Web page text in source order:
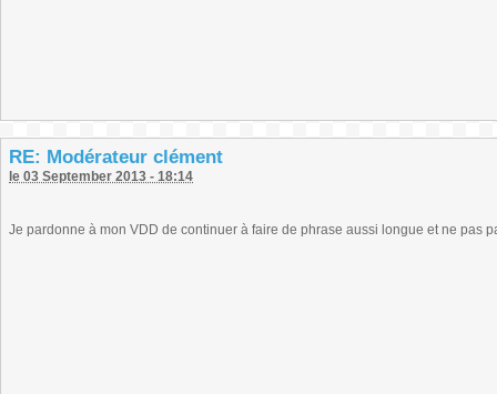
RE: Modérateur clément
le 03 September 2013 - 18:14
Je pardonne à mon VDD de continuer à faire de phrase aussi longue et ne pas